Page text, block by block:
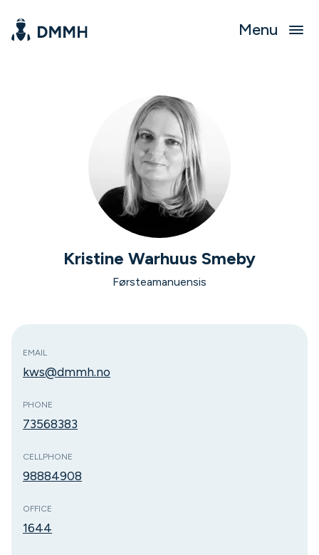
Menu
Kristine Warhuus Smeby
Førsteamanuensis
EMAIL
kws@dmmh.no
PHONE
73568383
CELLPHONE
98884908
OFFICE
1644